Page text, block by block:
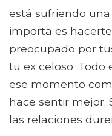
está sufriendo
importa es
preocupado por
tu ex celoso. Todo
ese momento
hace sentir mejor.
las relaciones